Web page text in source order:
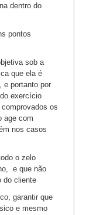
dentro do
pontos
sob a
que ela é
e portanto por
exercício
os
age com
nos casos
o zelo
e que não
do cliente
garantir que
e mesmo